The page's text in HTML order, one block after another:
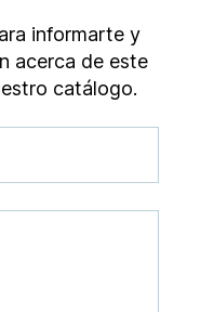
informarte y
acerca de este
catálogo.